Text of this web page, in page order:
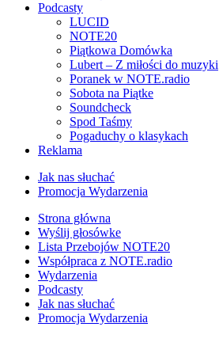
Podcasty
LUCID
NOTE20
Piątkowa Domówka
Lubert – Z miłości do muzyki
Poranek w NOTE.radio
Sobota na Piątke
Soundcheck
Spod Taśmy
Pogaduchy o klasykach
Reklama
Jak nas słuchać
Promocja Wydarzenia
Strona główna
Wyślij głosówke
Lista Przebojów NOTE20
Współpraca z NOTE.radio
Wydarzenia
Podcasty
Jak nas słuchać
Promocja Wydarzenia